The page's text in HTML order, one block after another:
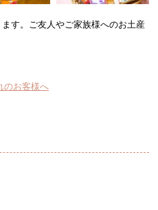
す。ご友人やご家族様へのお土産
のお客様へ